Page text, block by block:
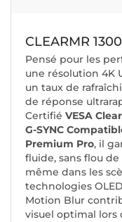
CLEARMR
Pensé pour les
une résolution 4K
un taux de
de réponse
Certifié VESA
G-SYNC
Premium Pro, il
fluide, sans flou
même dans les
technologies
Motion Blur
visuel optimal lors